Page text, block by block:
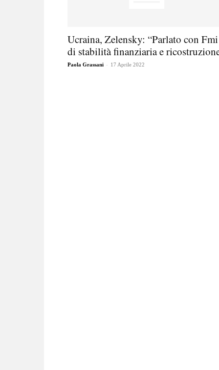
Ucraina, Zelensky: “Parlato con Fmi
di stabilità finanziaria e
Paola Grassani - 17 Aprile 2022